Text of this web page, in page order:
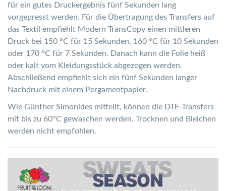
für ein gutes Druckergebnis fünf Sekunden lang
vorgepresst werden. Für die Übertragung des Transfers auf
das Textil empfiehlt Modern TransCopy einen mittleren
Druck bei 150 °C für 15 Sekunden, 160 °C für 10 Sekunden
oder 170 °C für 7 Sekunden. Danach kann die Folie heiß
oder kalt vom Kleidungsstück abgezogen werden.
Abschließend empfiehlt sich ein fünf Sekunden langer
Nachdruck mit einem Pergamentpapier.
Wie Günther Simonides mitteilt, können die DTF-Transfers
mit bis zu 60°C gewaschen werden. Trocknen und Bleichen
werden nicht empfohlen.